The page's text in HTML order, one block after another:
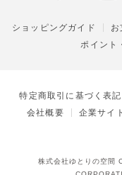
ショッピングガイド お
ポイント
特定商取引に基づく表記
会社概要
企業サイト
株式会社ゆとりの空